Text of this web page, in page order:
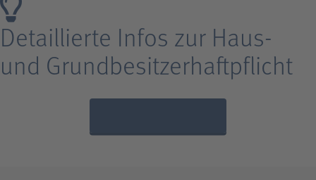
Detaillierte Infos zur Haus-
und Grundbesitzer­haftpflicht